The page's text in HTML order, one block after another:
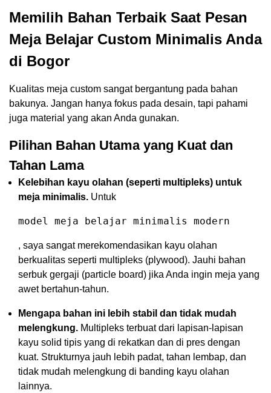
Memilih Bahan Terbaik Saat Pesan
Meja Belajar Custom Minimalis Anda
di Bogor
Kualitas meja custom sangat bergantung pada bahan
bakunya. Jangan hanya fokus pada desain, tapi pahami
juga material yang akan Anda gunakan.
Pilihan Bahan Utama yang Kuat dan
Tahan Lama
Kelebihan kayu olahan (seperti multipleks) untuk
meja minimalis. Untuk
model meja belajar minimalis modern
, saya sangat merekomendasikan kayu olahan
berkualitas seperti multipleks (plywood). Jauhi bahan
serbuk gergaji (particle board) jika Anda ingin meja yang
awet bertahun-tahun.
Mengapa bahan ini lebih stabil dan tidak mudah
melengkung. Multipleks terbuat dari lapisan-lapisan
kayu solid tipis yang di rekatkan dan di pres dengan
kuat. Strukturnya jauh lebih padat, tahan lembap, dan
tidak mudah melengkung di banding kayu olahan
lainnya.